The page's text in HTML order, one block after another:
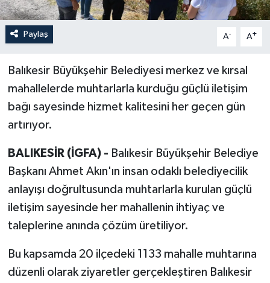
Paylaş A- A+
Balıkesir Büyükşehir Belediyesi merkez ve kırsal
mahallelerde muhtarlarla kurduğu güçlü iletişim
bağı sayesinde hizmet kalitesini her geçen gün
artırıyor.
BALIKESİR (İGFA) - Balıkesir Büyükşehir Belediye
Başkanı Ahmet Akın'ın insan odaklı belediyecilik
anlayışı doğrultusunda muhtarlarla kurulan güçlü
iletişim sayesinde her mahallenin ihtiyaç ve
taleplerine anında çözüm üretiliyor.
Bu kapsamda 20 ilçedeki 1133 mahalle muhtarına
düzenli olarak ziyaretler gerçekleştiren Balıkesir